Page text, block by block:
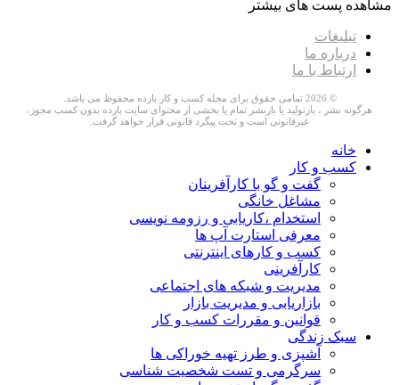
مشاهده پست های بیشتر
تبلیغات
درباره ما
ارتباط با ما
© 2026 تمامی حقوق برای مجله کسب و کار بازده محفوظ می باشد.
هرگونه نشر ، بازتولید یا بازنشر تمام یا بخشی از محتوای سایت بازده بدون کسب مجوز،
غیرقانونی است و تحت پیگرد قانونی قرار خواهد گرفت.
خانه
کسب و کار
گفت و گو با کارآفرینان
مشاغل خانگی
استخدام ،کاریابی و رزومه نویسی
معرفی استارت آپ ها
کسب و کارهای اینترنتی
کارآفرینی
مدیریت و شبکه های اجتماعی
بازاریابی و مدیریت بازار
قوانین و مقررات کسب و کار
سبک زندگی
آشپزی و طرز تهیه خوراکی ها
سرگرمی و تست شخصیت شناسی